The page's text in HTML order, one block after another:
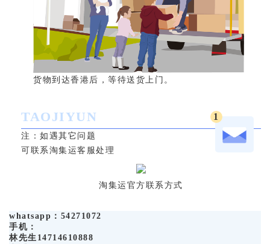
货物到达香港后，等待送货上门。
TAOJIYUN
注：如遇其它问题
可联系淘集运客服处理
1
淘集运官方联系方式
whatsapp：54271072
手机：
林先生14714610888